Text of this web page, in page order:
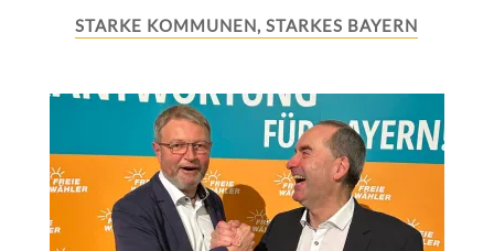
STARKE KOMMUNEN, STARKES BAYERN